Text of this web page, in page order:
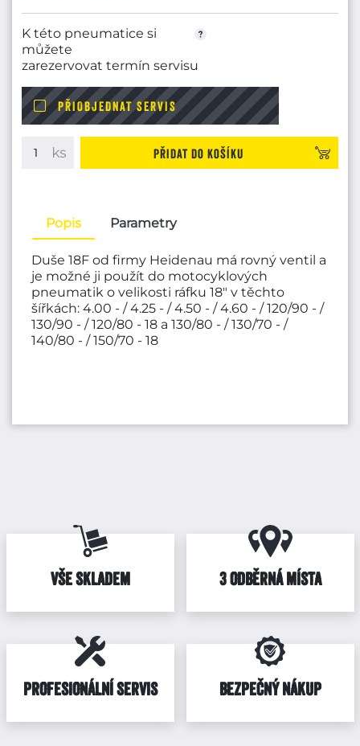
K této pneumatice si
můžete
zarezervovat termín servisu
PŘIOBJEDNAT SERVIS
Přidat do košíku
Popis Parametry
Duše 18F od firmy Heidenau má rovný ventil a
je možné ji použít do motocyklových
pneumatik o velikosti ráfku 18" v těchto
šířkách: 4.00 - / 4.25 - / 4.50 - / 4.60 - / 120/90 - /
130/90 - / 120/80 - 18 a 130/80 - / 130/70 - /
140/80 - / 150/70 - 18
VŠE SKLADEM 3 ODBĚRNÁ MÍSTA
PROFESIONÁLNÍ SERVIS BEZPEČNÝ NÁKUP